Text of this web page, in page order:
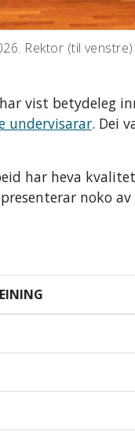
Rektor (til venstre)
vist betydeleg
undervisarar. Dei
har heva
noko